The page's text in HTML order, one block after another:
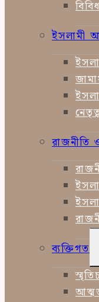
ইসলামী
রাজনীতি ও
ব্যক্তিগত